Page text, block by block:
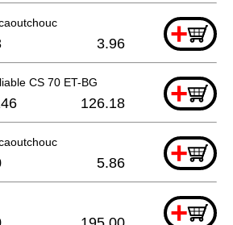
+
3.96
CS 70 ET-BG +
126.18
+
5.86
+